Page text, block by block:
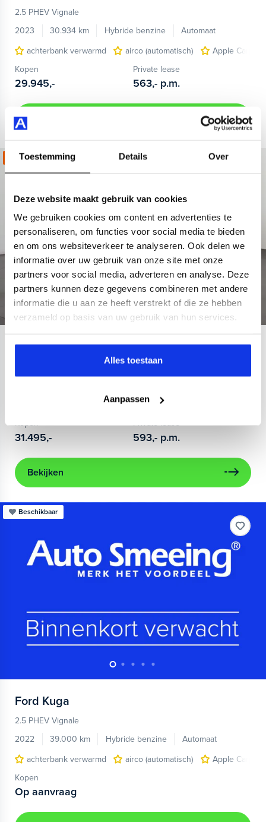
Toestemming Details Over
Deze website maakt gebruik van cookies
We gebruiken cookies om content en advertenties te
personaliseren, om functies voor social media te bieden
en om ons websiteverkeer te analyseren. Ook delen we
informatie over uw gebruik van onze site met onze
partners voor social media, adverteren en analyse. Deze
partners kunnen deze gegevens combineren met andere
informatie die u aan ze heeft verstrekt of die ze hebben
verzameld op basis van uw gebruik van hun services.
Alles toestaan
Aanpassen
2.5 PHEV Vignale
2023
30.934 km Hybride benzine
Automaat
achterbank verwarmd
airco (automatisch)
Apple
Kopen
29.945,-
Private lease
563,- p.m.
Kies jouw zomerdeal!
Ford Kuga
achterbank verwarmd
airco (automatisch)
Kopen
31.495,-
Private lease
593,- p.m.
Bekijken
Beschikbaar
Ford Kuga
2.5 PHEV Vignale
2022
39.000 km Hybride benzine
Automaat
achterbank verwarmd
airco (automatisch)
Apple
Kopen
Op aanvraag